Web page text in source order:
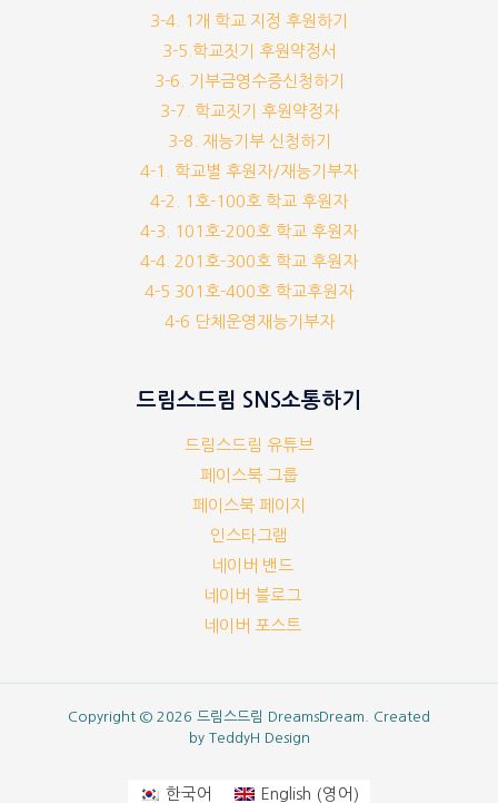
3-4. 1개 학교 지정 후원하기
3-5.학교짓기 후원약정서
3-6. 기부금영수증신청하기
3-7. 학교짓기 후원약정자
3-8. 재능기부 신청하기
4-1. 학교별 후원자/재능기부자
4-2. 1호-100호 학교 후원자
4-3. 101호-200호 학교 후원자
4-4. 201호-300호 학교 후원자
4-5 301호-400호 학교후원자
4-6 단체운영재능기부자
드림스드림 SNS소통하기
드림스드림 유튜브
페이스북 그룹
페이스북 페이지
인스타그램
네이버 밴드
네이버 블로그
네이버 포스트
Copyright © 2026 드림스드림 DreamsDream. Created
by TeddyH Design
한국어 English (영어)